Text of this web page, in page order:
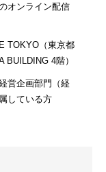
オンライン配信
TOKYO（東京都
BUILDING 4階）
営企画部門（経
している方